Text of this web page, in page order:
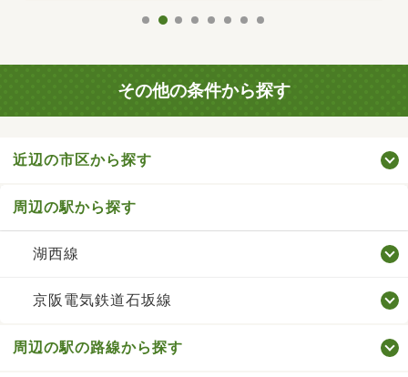
その他の条件から探す
近辺の市区から探す
周辺の駅から探す
湖西線
京阪電気鉄道石坂線
周辺の駅の路線から探す